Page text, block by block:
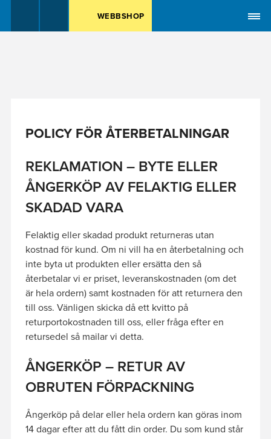
WEBBSHOP
POLICY FÖR ÅTERBETALNINGAR
REKLAMATION – BYTE ELLER
ÅNGERKÖP AV FELAKTIG ELLER
SKADAD VARA
Felaktig eller skadad produkt returneras utan
kostnad för kund. Om ni vill ha en återbetalning och
inte byta ut produkten eller ersätta den så
återbetalar vi er priset, leveranskostnaden (om det
är hela ordern) samt kostnaden för att returnera den
till oss. Vänligen skicka då ett kvitto på
returportokostnaden till oss, eller fråga efter en
retursedel så mailar vi detta.
ÅNGERKÖP – RETUR AV
OBRUTEN FÖRPACKNING
Ångerköp på delar eller hela ordern kan göras inom
14 dagar efter att du fått din order. Du som kund står